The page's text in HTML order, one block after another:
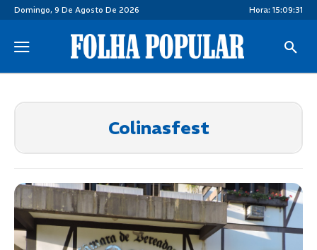
Domingo, 9 De Agosto De 2026 Hora: 15:09:31
Colinasfest